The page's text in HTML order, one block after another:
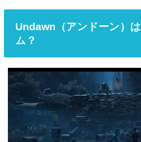
Undawn（アンドーン）
ム？